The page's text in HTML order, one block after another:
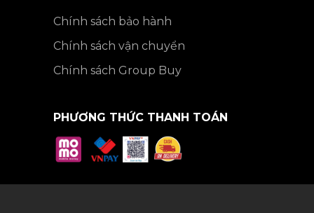
Chính sách bảo hành
Chính sách vận chuyển
Chính sách Group Buy
PHƯƠNG THỨC THANH TOÁN